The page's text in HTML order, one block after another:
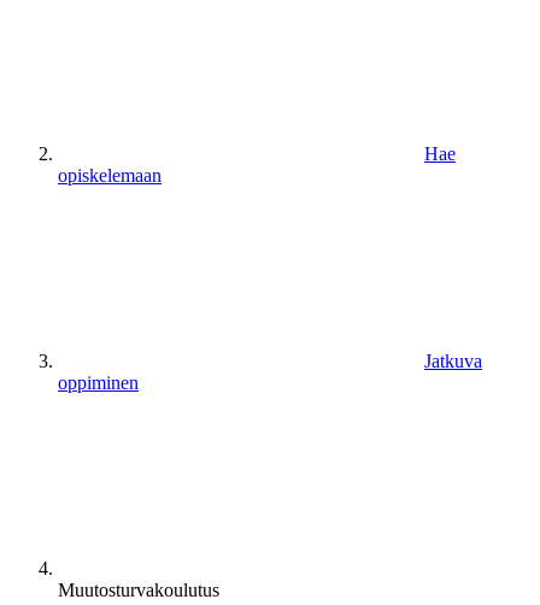
Hae
opiskelemaan
Jatkuva
oppiminen
Muutosturvakoulutus